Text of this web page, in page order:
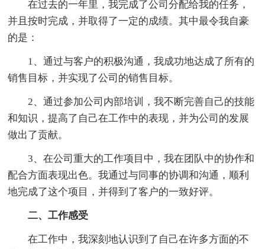
在过去的一年里，我完成了公司分配给我的任务，
并且按时完成，并取得了一定的成绩。其中最令我自豪
的是：
1、通过与客户的积极沟通，我成功地达成了所有的
销售目标，并实现了公司的销售目标。
2、通过参加公司内部培训，我不断完善自己的技能
和知识，提高了自己在工作中的表现，并为公司的发展
做出了贡献。
3、在公司重大的工作项目中，我在团队中的协作和
配合方面表现出色。我通过与同事的协调和沟通，顺利
地完成了这个项目，并得到了客户的一致好评。
二、工作感受
在工作中，我深刻地认识到了自己在许多方面的不